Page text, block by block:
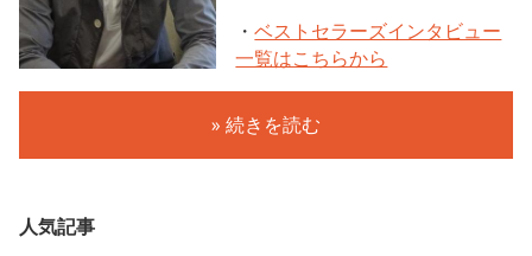
・ベストセラーズインタビュー
一覧はこちらから
» 続きを読む
人気記事